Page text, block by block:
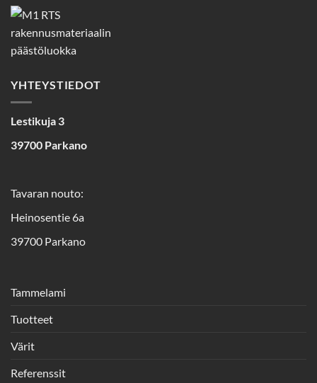
YHTEYSTIEDOT
Lestikuja 3
39700 Parkano
Tavaran nouto:
Heinosentie 6a
39700 Parkano
Tammelami
Tuotteet
Värit
Referenssit